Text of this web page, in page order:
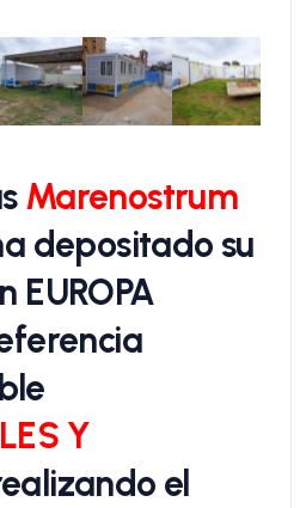
Marenostrum
depositado su
EUROPA
Y
ealizando el